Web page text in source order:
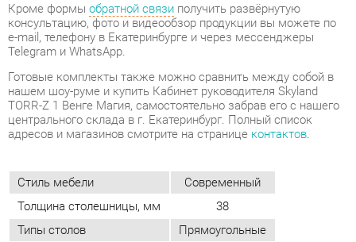
нашем шоу-руме и купить Кабинет руководителя Skyland
TORR-Z 1 Венге Магия, самостоятельно забрав его с нашего
центрального склада в г. Екатеринбург. Полный список
адресов и магазинов смотрите на странице
Стиль мебели
Современный
Толщина столешницы, мм
38
Типы столов
Прямоугольные
Материал
Лдсп
Цвет
Венге магия